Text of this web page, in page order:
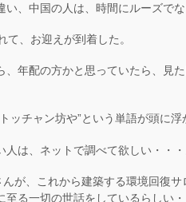
い、中国の人は、時間にルーズでな
て、お迎えが到着した。
、年配の方かと思っていたら、見
ッチャン坊や”という単語が頭に
人は、ネットで調べて欲しい・・・
が、これから建築する環境回復
至る一切の世話をしているらしい・